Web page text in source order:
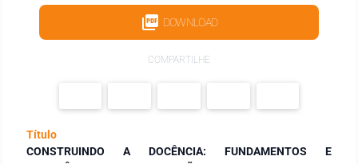
DOWNLOAD
COMPARTILHE
Título
CONSTRUINDO A DOCÊNCIA: FUNDAMENTOS E